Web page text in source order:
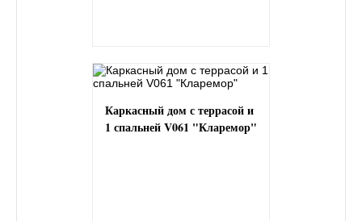
Каркасный дом с террасой и
1 спальней V061 "Кларемор"